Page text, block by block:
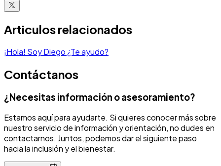
Articulos relacionados
¡Hola! Soy Diego ¿Te ayudo?
Contáctanos
¿Necesitas información o asesoramiento?
Estamos aquí para ayudarte. Si quieres conocer más sobre
nuestro servicio de información y orientación, no dudes en
contactarnos. Juntos, podemos dar el siguiente paso
hacia la inclusión y el bienestar.